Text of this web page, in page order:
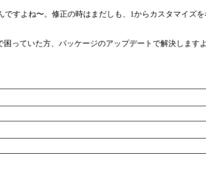
すよね〜。修正の時はまだしも、1からカスタマイズを
っていた方、パッケージのアップデートで解決します